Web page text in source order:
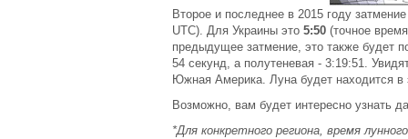
Второе и последнее в 2015 году
UTC). Для Украины это 5:50 (точное
предыдущее затмение, это также будет
54 секунд, а полутеневая - 3:19:51.
Южная Америка. Луна будет находится в
Возможно, вам будет интересно узнать
*Для конкретного региона, время